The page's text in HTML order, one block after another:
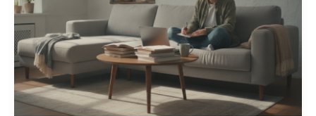
plus
réputés
et
les
plateformes
incontournables
pour